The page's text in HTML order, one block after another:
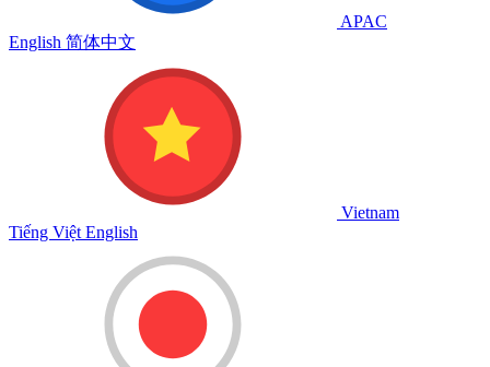
APAC
English 简体中文
Vietnam
Tiếng Việt English